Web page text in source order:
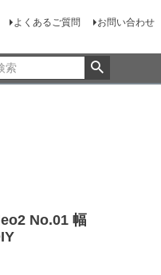
よくあるご質問 お問い合わせ
No.01 幅